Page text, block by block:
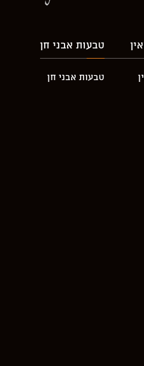
טבעות אבני חן
טבעות אבני חן